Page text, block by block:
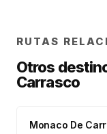
RUTAS
Otros
Carrasco
Monaco De